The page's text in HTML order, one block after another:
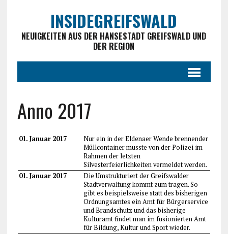
INSIDEGREIFSWALD
NEUIGKEITEN AUS DER HANSESTADT GREIFSWALD UND
DER REGION
Anno 2017
01. Januar 2017
Nur ein in der Eldenaer Wende brennender
Müllcontainer musste von der Polizei im
Rahmen der letzten
Silvesterfeierlichkeiten vermeldet werden.
01. Januar 2017
Die Umstrukturiert der Greifswalder
Stadtverwaltung kommt zum tragen. So
gibt es beispielsweise statt des bisherigen
Ordnungsamtes ein Amt für Bürgerservice
und Brandschutz und das bisherige
Kulturamt findet man im fusionierten Amt
für Bildung, Kultur und Sport wieder.